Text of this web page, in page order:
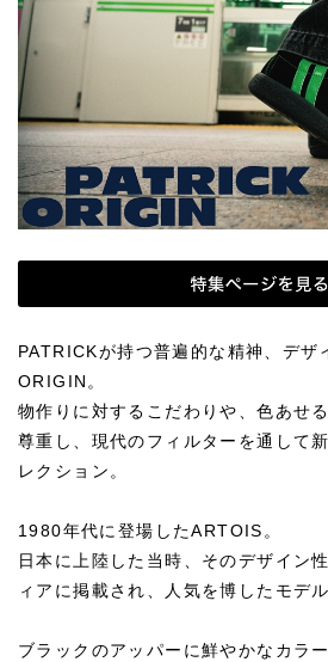
PATRICKが持つ普遍的な精神、デザ
ORIGIN。
物作りに対するこだわりや、色あせ
尊重し、現代のフィルターを通して
レクション。
1980年代に登場したARTOIS。
日本に上陸した当時、そのデザイン
ィアに掲載され、人気を博したモデル
ブラックのアッパーに鮮やかなカラ